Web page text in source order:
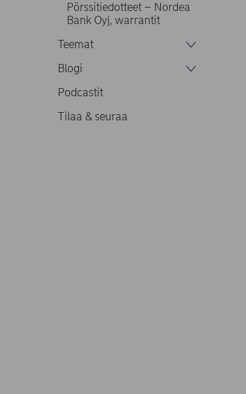
Pörssitiedotteet – Nordea
Bank Oyj, warrantit
Teemat
Blogi
Podcastit
Tilaa & seuraa